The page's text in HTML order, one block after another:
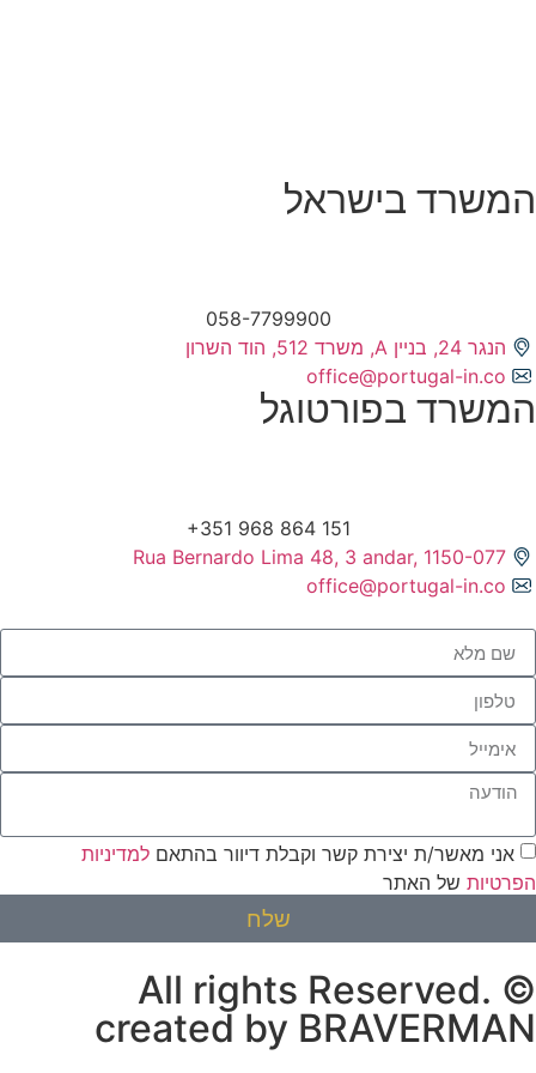
המשרד בישראל
058-7799900
הנגר 24, בניין A, משרד 512, הוד השרון
office@portugal-in.co
המשרד בפורטוגל
Rua Bernardo Lima 48, 3 andar, 1150-077
office@portugal-in.co
אני מאשר/ת יצירת קשר וקבלת דיוור בהתאם למדיניות
הפרטיות של האתר
שלח
© All rights Reserved.
created by BRAVERMAN